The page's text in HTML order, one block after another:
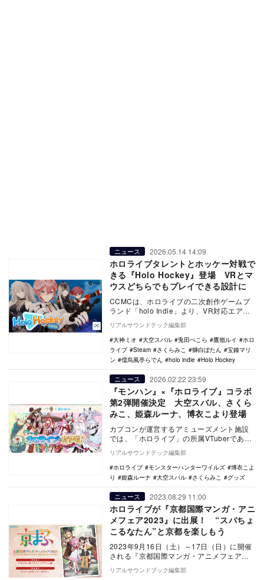
ニュース 2026.05.14 14:09
ホロライブタレントとホッケー対戦で
きる『Holo Hockey』登場 VRとマ
ウスどちらでもプレイできる設計に
CCMCは、ホロライブの二次創作ゲームブ
ランド「holo Indie」より、VR対応エアホ
ッケーゲーム『Holo Hockey』…
リアルサウンドテック編集部
大神ミオ
大空スバル 兎田ぺこら 鷹嶺ルイ
ホロ
ライブ
Steam さくらみこ 獅白ぼたん
宝鐘マリ
ン
儒烏風亭らでん holo indie Holo Hockey
ニュース 2026.02.22 23:59
『モンハン』×『ホロライブ』コラボ
第2弾開催決定 大空スバル、さくら
みこ、姫森ルーナ、博衣こより登場
カプコンが運営するアミューズメント施設
では、「ホロライブ」の所属VTuberである
大空スバル、さくらみこ、姫森ルーナ、博
衣こより…
リアルサウンドテック編集部
ホロライブ
モンスターハンターワイルズ
博衣こよ
り
姫森ルーナ 大空スバル さくらみこ グッズ
ニュース 2023.08.29 11:00
ホロライブが『京都国際マンガ・アニ
メフェア2023』に出展！ “スバちょ
こるなたん”と京都を楽しもう
2023年9月16日（土）～17日（日）に開催
される『京都国際マンガ・アニメフェア
2023』にて、VTuberグループ「ホロライ…
リアルサウンドブック編集部